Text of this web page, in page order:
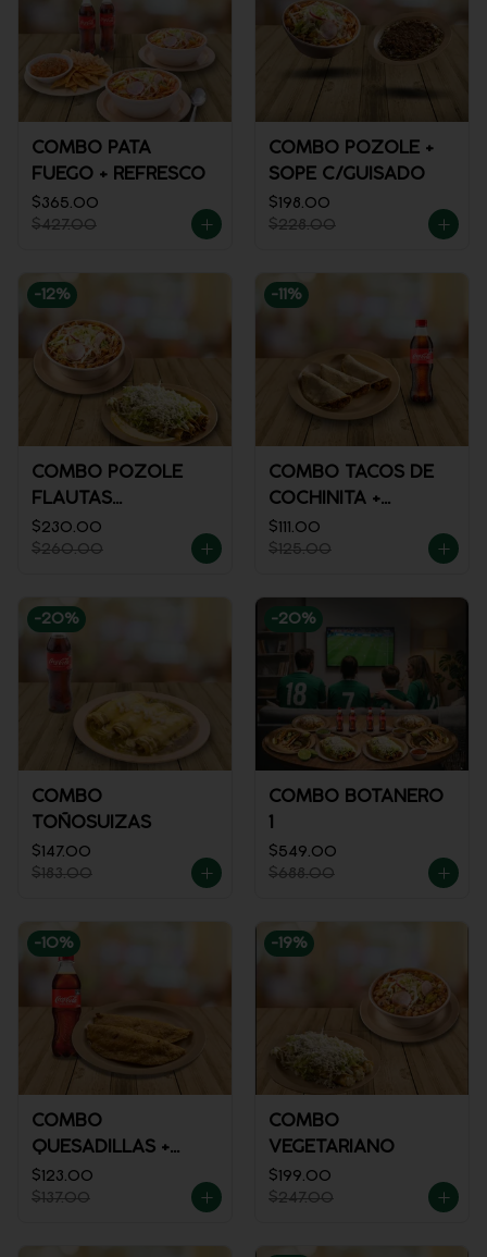
COMBO PATA
FUEGO + REFRESCO
$365.00
$427.00
COMBO POZOLE +
SOPE C/GUISADO
$198.00
$228.00
-12%
COMBO POZOLE
FLAUTAS
AHOGADAS
$230.00
$260.00
-11 %
COMBO TACOS DE
COCHINITA +
REFRESCO
$111.00
$125.00
-20%
COMBO
TOÑOSUIZAS
$147.00
$183.00
-20%
COMBO BOTANERO
1
$549.00
$688.00
-10%
COMBO
QUESADILLAS +
REFRESCO
$123.00
$137.00
-19%
COMBO
VEGETARIANO
$199.00
$247.00